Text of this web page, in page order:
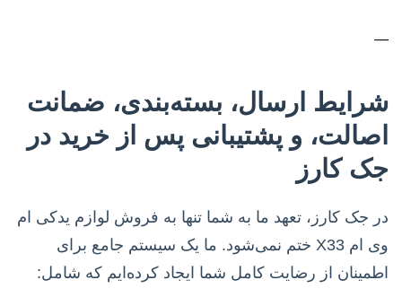
—
شرایط ارسال، بسته‌بندی، ضمانت
اصالت، و پشتیبانی پس از خرید در
جک کارز
در جک کارز، تعهد ما به شما تنها به فروش لوازم یدکی ام
وی ام X33 ختم نمی‌شود. ما یک سیستم جامع برای
اطمینان از رضایت کامل شما ایجاد کرده‌ایم که شامل: